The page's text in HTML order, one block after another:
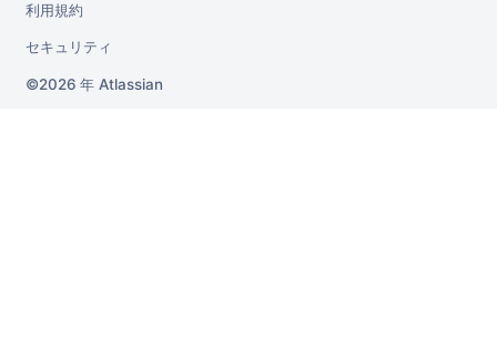
利用規約
セキュリティ
2026 年 Atlassian